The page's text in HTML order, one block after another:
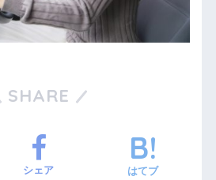
SHARE
シェア はてブ